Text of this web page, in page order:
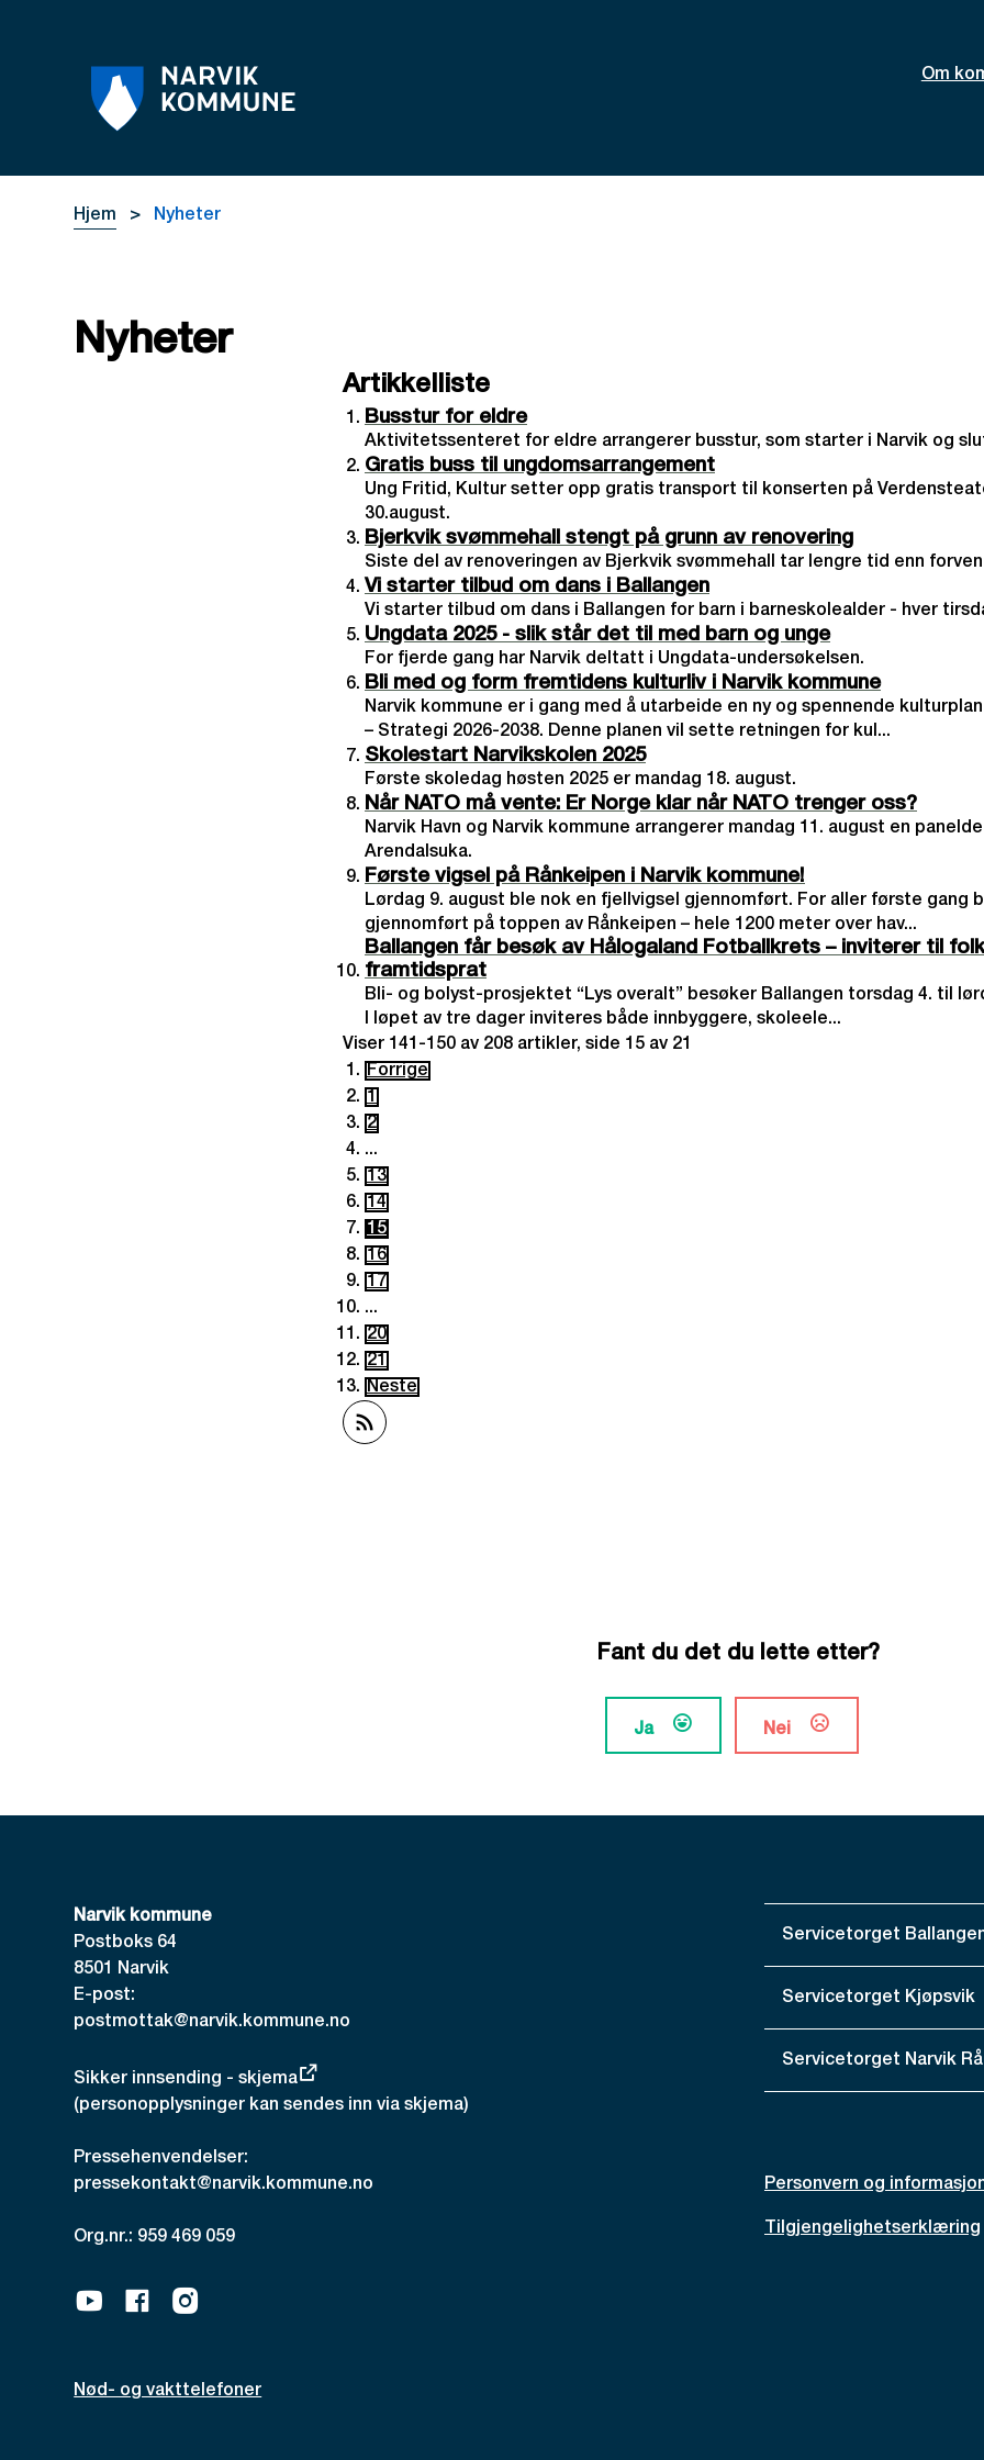
Om
Du er her:
Hjem Nyheter
Nyheter
Artikkelliste
Busstur for eldre
Aktivitetssenteret for eldre arrangerer busstur, som starter i Narvik og
Gratis buss til ungdomsarrangement
Ung Fritid, Kultur setter opp gratis transport til konserten på
30.august.
Bjerkvik svømmehall stengt på grunn av renovering
Siste del av renoveringen av Bjerkvik svømmehall tar lengre tid enn
Vi starter tilbud om dans i Ballangen
Vi starter tilbud om dans i Ballangen for barn i barneskolealder - hver
Ungdata 2025 - slik står det til med barn og unge
For fjerde gang har Narvik deltatt i Ungdata-undersøkelsen.
Bli med og form fremtidens kulturliv i Narvik kommune
Narvik kommune er i gang med å utarbeide en ny og spennende
– Strategi 2026-2038. Denne planen vil sette retningen for kul...
Skolestart Narvikskolen 2025
Første skoledag høsten 2025 er mandag 18. august.
Når NATO må vente: Er Norge klar når NATO trenger oss?
Narvik Havn og Narvik kommune arrangerer mandag 11. august en
Arendalsuka.
Første vigsel på Rånkeipen i Narvik kommune!
Lørdag 9. august ble nok en fjellvigsel gjennomført. For aller første gang
gjennomført på toppen av Rånkeipen – hele 1200 meter over hav...
Ballangen får besøk av Hålogaland Fotballkrets – inviterer til
framtidsprat
Bli- og bolyst-prosjektet “Lys overalt” besøker Ballangen torsdag 4. til
I løpet av tre dager inviteres både innbyggere, skoleele...
Viser 141-150 av 208 artikler, side 15 av 21
Forrige
1
2
...
13
14
15
16
17
...
20
21
Neste
Fant du det du lette etter?
Ja Nei
Narvik kommune
Postboks 64
8501 Narvik
E-post:
postmottak@narvik.kommune.no
Sikker innsending - skjema
(personopplysninger kan sendes inn via skjema)
Pressehenvendelser:
pressekontakt@narvik.kommune.no
Org.nr.: 959 469 059
YoutubeFacebookInstagram
Nød- og vakttelefoner
Servicetorget
Servicetorget Kjøpsvik
Servicetorget Narvik
Personvern og
Tilgjengelighetserklæring